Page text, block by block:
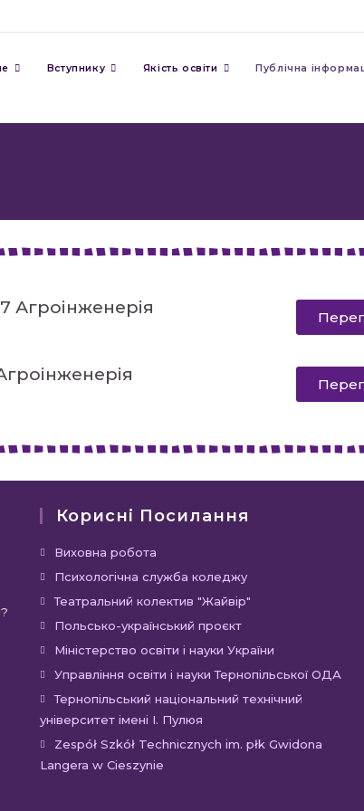
Вступнику Якість освіти Публічна
Агроінженерія
Корисні Посилання
Виховна робота
Психологічна служба коледжу
Театральний колектив "Жайвір"
Польсько-український проєкт
Міністерство освіти і науки України
Управління освіти і науки Тернопільської ОДА
Тернопільський національний технічний
університет імені І. Пулюя
Zespół Szkół Technicznych im. płk Gwidona
Langera w Cieszynie